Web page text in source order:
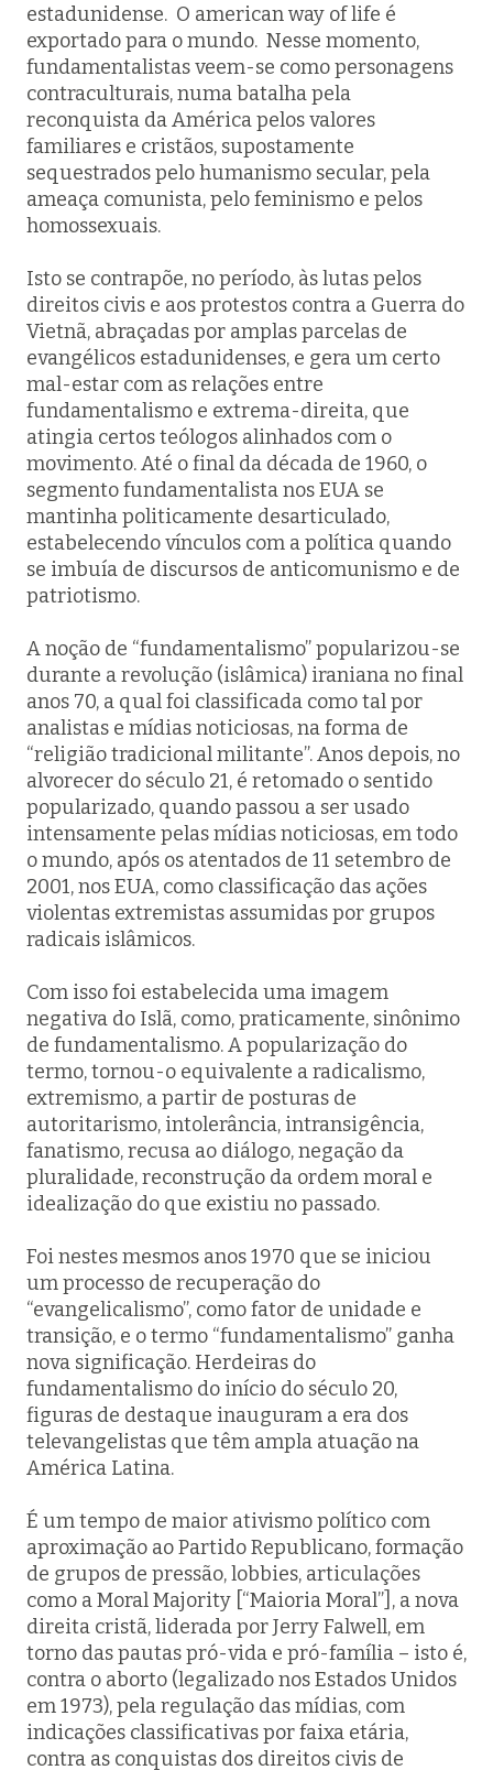
estadunidense. O american way of life é
exportado para o mundo. Nesse momento,
fundamentalistas veem-se como personagens
contraculturais, numa batalha pela
reconquista da América pelos valores
familiares e cristãos, supostamente
sequestrados pelo humanismo secular, pela
ameaça comunista, pelo feminismo e pelos
homossexuais.
Isto se contrapõe, no período, às lutas pelos
direitos civis e aos protestos contra a Guerra do
Vietnã, abraçadas por amplas parcelas de
evangélicos estadunidenses, e gera um certo
mal-estar com as relações entre
fundamentalismo e extrema-direita, que
atingia certos teólogos alinhados com o
movimento. Até o final da década de 1960, o
segmento fundamentalista nos EUA se
mantinha politicamente desarticulado,
estabelecendo vínculos com a política quando
se imbuía de discursos de anticomunismo e de
patriotismo.
A noção de “fundamentalismo” popularizou-se
durante a revolução (islâmica) iraniana no final
anos 70, a qual foi classificada como tal por
analistas e mídias noticiosas, na forma de
“religião tradicional militante”. Anos depois, no
alvorecer do século 21, é retomado o sentido
popularizado, quando passou a ser usado
intensamente pelas mídias noticiosas, em todo
o mundo, após os atentados de 11 setembro de
2001, nos EUA, como classificação das ações
violentas extremistas assumidas por grupos
radicais islâmicos.
Com isso foi estabelecida uma imagem
negativa do Islã, como, praticamente, sinônimo
de fundamentalismo. A popularização do
termo, tornou-o equivalente a radicalismo,
extremismo, a partir de posturas de
autoritarismo, intolerância, intransigência,
fanatismo, recusa ao diálogo, negação da
pluralidade, reconstrução da ordem moral e
idealização do que existiu no passado.
Foi nestes mesmos anos 1970 que se iniciou
um processo de recuperação do
“evangelicalismo”, como fator de unidade e
transição, e o termo “fundamentalismo” ganha
nova significação. Herdeiras do
fundamentalismo do início do século 20,
figuras de destaque inauguram a era dos
televangelistas que têm ampla atuação na
América Latina.
É um tempo de maior ativismo político com
aproximação ao Partido Republicano, formação
de grupos de pressão, lobbies, articulações
como aMoral Majority [“Maioria Moral”], a nova
direita cristã, liderada por Jerry Falwell, em
torno das pautas pró-vida e pró-família – isto é,
contra o aborto (legalizado nos Estados Unidos
em 1973), pela regulação das mídias, com
indicações classificativas por faixa etária,
contra as conquistas dos direitos civis de